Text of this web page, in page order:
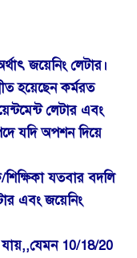
জয়েনিং লেটার।
হয়েছেন কর্মরত
লেটার এবং
যদি অপশন দিয়ে
যতবার বদলি
এবং জয়েনিং
যায়,,যেমন 10/18/20